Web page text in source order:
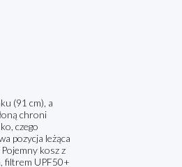
(91 cm), a
chroni
czego
pozycja leżąca
kosz z
filtrem UPF50+